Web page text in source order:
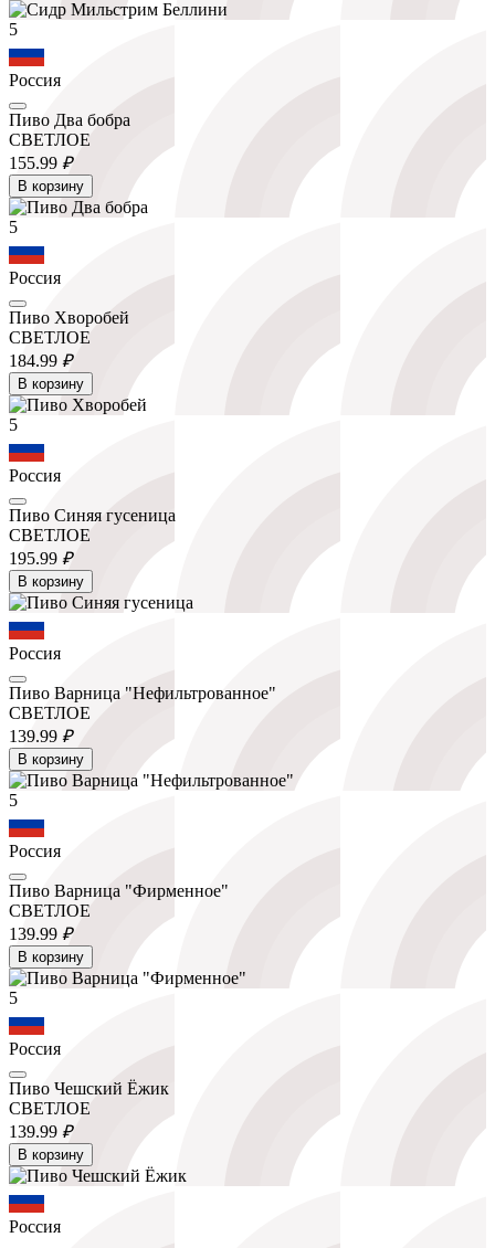
5
Россия
Пиво Два бобра
СВЕТЛОЕ
155.99 ₽
В корзину
5
Россия
Пиво Хворобей
СВЕТЛОЕ
184.99 ₽
В корзину
5
Россия
Пиво Синяя гусеница
СВЕТЛОЕ
195.99 ₽
В корзину
Россия
Пиво Варница "Нефильтрованное"
СВЕТЛОЕ
139.99 ₽
В корзину
5
Россия
Пиво Варница "Фирменное"
СВЕТЛОЕ
139.99 ₽
В корзину
5
Россия
Пиво Чешский Ёжик
СВЕТЛОЕ
139.99 ₽
В корзину
Россия